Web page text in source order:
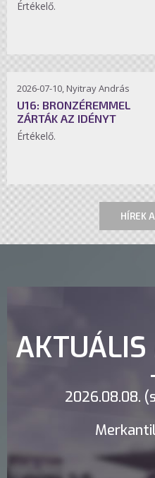
Értékelő.
2026-07-10, Nyitray András
U16: BRONZÉREMMEL
ZÁRTÁK AZ IDÉNYT
Értékelő.
HÍREK
AKTUÁLIS
2026.08.08.